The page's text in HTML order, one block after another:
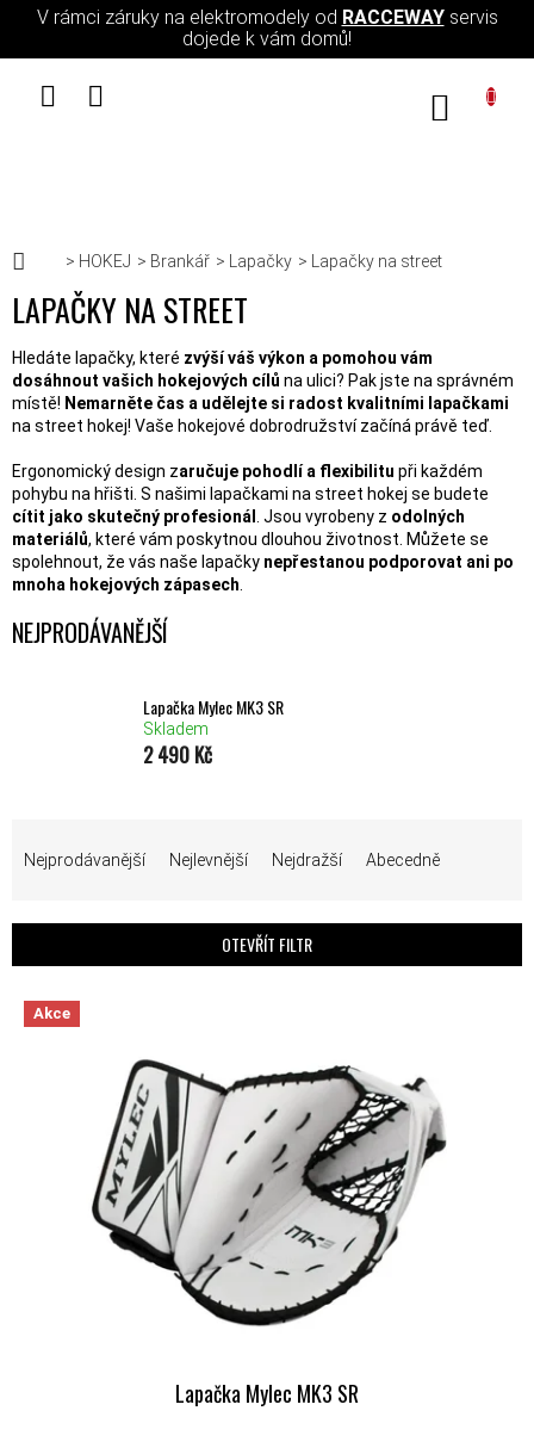
Přejít na obsah
V rámci záruky na elektromodely od RACCEWAYservis
dojede k vám domů!
Domů
HOKEJ Brankář Lapačky Lapačky na street
LAPAČKY NA STREET
Hledáte lapačky, které zvýší váš výkon a pomohou vám
dosáhnout vašich hokejových cílů na ulici? Pak jste na správném
místě! Nemarněte čas a udělejte si radost kvalitními lapačkami
na street hokej! Vaše hokejové dobrodružství začíná právě teď.
Ergonomický design zaručuje pohodlí a flexibilitu při každém
pohybu na hřišti. S našimi lapačkami na street hokej se budete
cítit jako skutečný profesionál . Jsou vyrobeny z odolných
materiálů, které vám poskytnou dlouhou životnost. Můžete se
spolehnout, že vás naše lapačky nepřestanou podporovat ani po
mnoha hokejových zápasech.
NEJPRODÁVANĚJŠÍ
Lapačka Mylec MK3 SR
Skladem
2 490 Kč
Nejprodávanější Nejlevnější Nejdražší Abecedně
OTEVŘÍT FILTR
VÝPIS PRODUKTŮ
Akce
Lapačka Mylec MK3 SR